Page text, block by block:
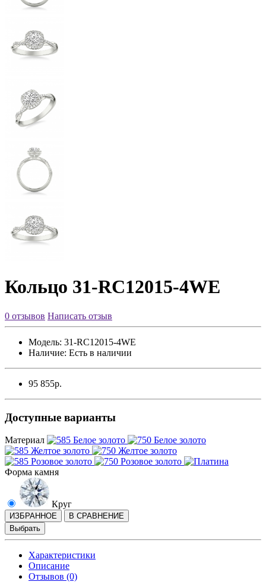
Кольцо 31-RC12015-4WE
0 отзывов Написать отзыв
Модель: 31-RC12015-4WE
Наличие: Есть в наличии
95 855р.
Доступные варианты
Материал
Форма камня
Круг
ИЗБРАННОЕ
В СРАВНЕНИЕ
Выбрать
Характеристики
Описание
Отзывов (0)